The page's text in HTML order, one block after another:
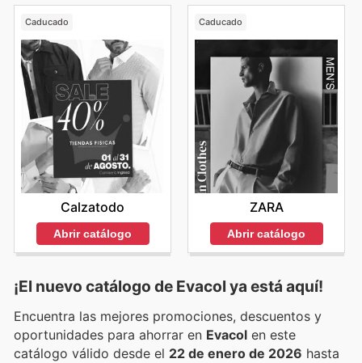
Caducado
Calzatodo
Abrir catálogo
Caducado
ZARA
Abrir catálogo
¡El nuevo catálogo de Evacol ya está aquí!
Encuentra las mejores promociones, descuentos y
oportunidades para ahorrar en Evacol en este
catálogo válido desde el 22 de enero de 2026 hasta